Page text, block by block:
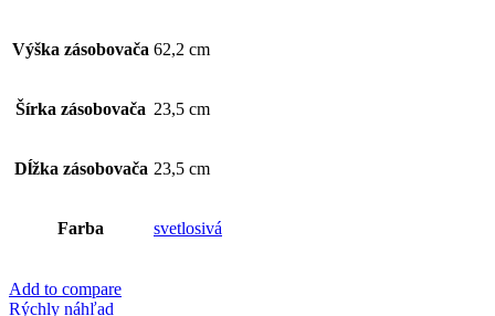
Výška zásobovača 62,2 cm
Šírka zásobovača 23,5 cm
Dĺžka zásobovača 23,5 cm
Farba svetlosivá
Add to compare
Rýchly náhľad